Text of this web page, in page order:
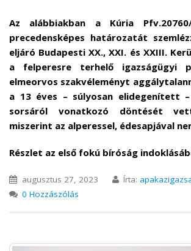
Az alábbiakban a Kúria
precedensképes határozatát
eljáró Budapesti XX., XXI. és XXIII.
a felperesre terhelő igazságügyi
elmeorvos szakvéleményt
a 13 éves – súlyosan elidegenített
sorsáról vonatkozó döntését
miszerint az alperessel, édesapjával
Részlet az első fokú bíróság
augusztus 27, 2023 Írta:
0 Hozzászólás